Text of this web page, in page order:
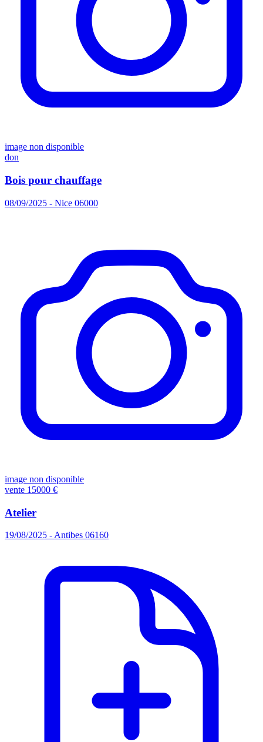
image non disponible
don
Bois pour chauffage
08/09/2025 - Nice 06000
image non disponible
vente 15000 €
Atelier
19/08/2025 - Antibes 06160